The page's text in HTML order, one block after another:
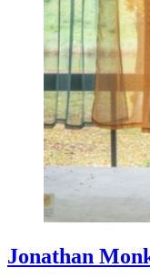
Jonathan